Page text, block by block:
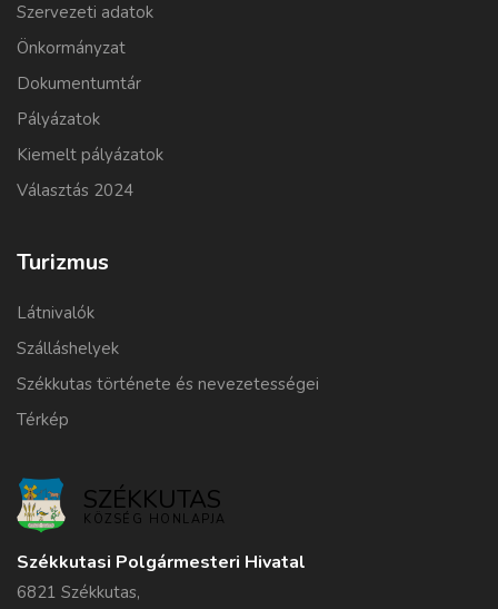
Szervezeti adatok
Önkormányzat
Dokumentumtár
Pályázatok
Kiemelt pályázatok
Választás 2024
Turizmus
Látnivalók
Szálláshelyek
Székkutas története és nevezetességei
Térkép
SZÉKKUTAS
KÖZSÉG HONLAPJA
Székkutasi Polgármesteri Hivatal
6821 Székkutas,